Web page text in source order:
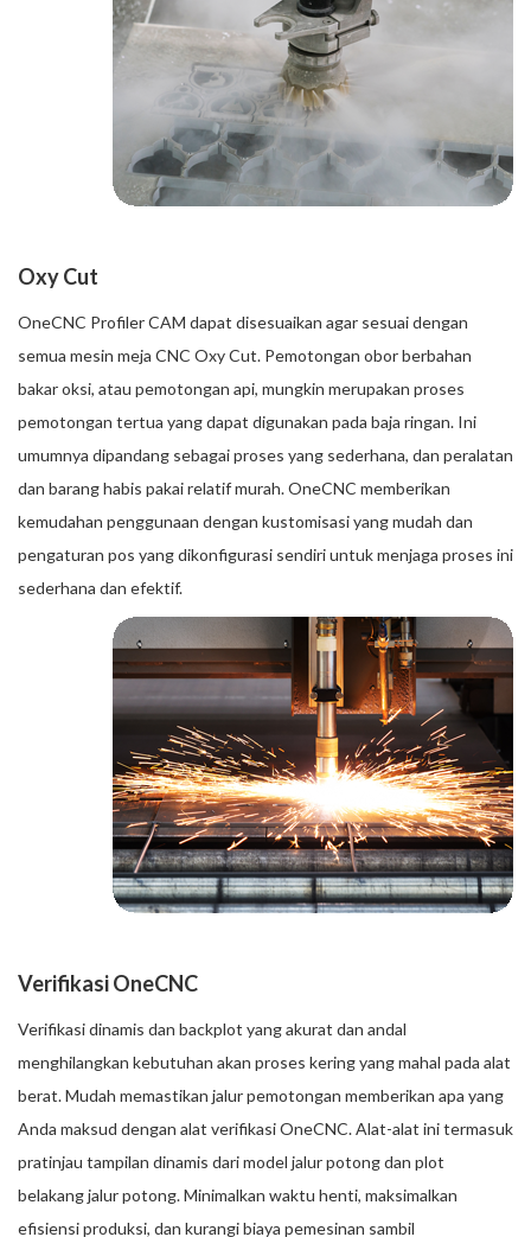
Oxy Cut
OneCNC Profiler CAM dapat disesuaikan agar sesuai dengan
semua mesin meja CNC Oxy Cut. Pemotongan obor berbahan
bakar oksi, atau pemotongan api, mungkin merupakan proses
pemotongan tertua yang dapat digunakan pada baja ringan. Ini
umumnya dipandang sebagai proses yang sederhana, dan peralatan
dan barang habis pakai relatif murah. OneCNC memberikan
kemudahan penggunaan dengan kustomisasi yang mudah dan
pengaturan pos yang dikonfigurasi sendiri untuk menjaga proses ini
sederhana dan efektif.
Verifikasi OneCNC
Verifikasi dinamis dan backplot yang akurat dan andal
menghilangkan kebutuhan akan proses kering yang mahal pada alat
berat. Mudah memastikan jalur pemotongan memberikan apa yang
Anda maksud dengan alat verifikasi OneCNC. Alat-alat ini termasuk
pratinjau tampilan dinamis dari model jalur potong dan plot
belakang jalur potong. Minimalkan waktu henti, maksimalkan
efisiensi produksi, dan kurangi biaya pemesinan sambil